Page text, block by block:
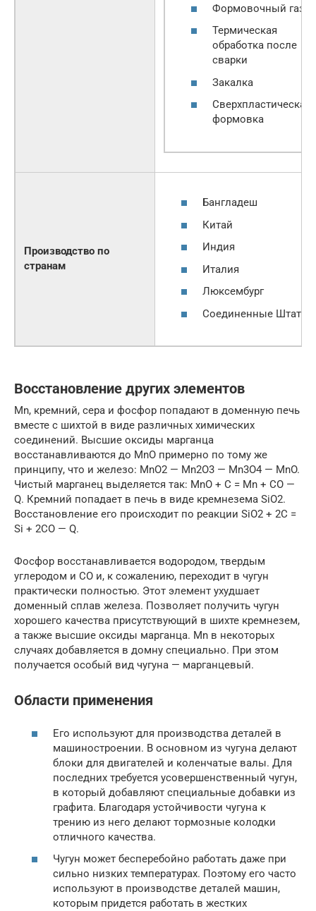
Формовочный газ
Термическая
обработка после
сварки
Закалка
Сверхпластическая
формовка
Производство по
странам
Бангладеш
Китай
Индия
Италия
Люксембург
Соединенные Штаты
Восстановление других элементов
Mn, кремний, сера и фосфор попадают в доменную печь
вместе с шихтой в виде различных химических
соединений. Высшие оксиды марганца
восстанавливаются до MnO примерно по тому же
принципу, что и железо: MnO2 — Mn2O3 — Mn3O4 — MnO.
Чистый марганец выделяется так: MnO + C = Mn + CO —
Q. Кремний попадает в печь в виде кремнезема SiO2.
Восстановление его происходит по реакции SiO2 + 2C =
Si + 2CO — Q.
Фосфор восстанавливается водородом, твердым
углеродом и CO и, к сожалению, переходит в чугун
практически полностью. Этот элемент ухудшает
доменный сплав железа. Позволяет получить чугун
хорошего качества присутствующий в шихте кремнезем,
а также высшие оксиды марганца. Mn в некоторых
случаях добавляется в домну специально. При этом
получается особый вид чугуна — марганцевый.
Области применения
Его используют для производства деталей в
машиностроении. В основном из чугуна делают
блоки для двигателей и коленчатые валы. Для
последних требуется усовершенственный чугун,
в который добавляют специальные добавки из
графита. Благодаря устойчивости чугуна к
трению из него делают тормозные колодки
отличного качества.
Чугун может бесперебойно работать даже при
сильно низких температурах. Поэтому его часто
используют в производстве деталей машин,
которым придется работать в жестких